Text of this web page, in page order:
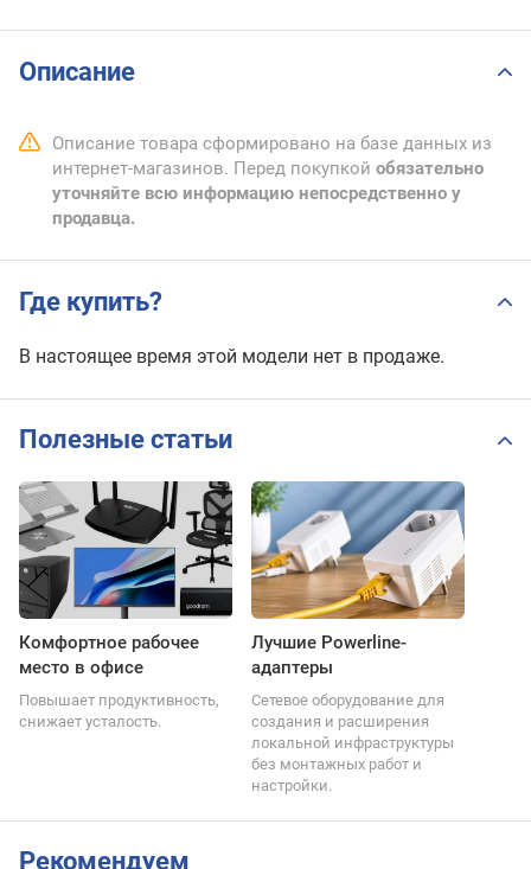
Описание
Описание товара сформировано на базе данных из
интернет-магазинов. Перед покупкой обязательно
уточняйте всю информацию непосредственно у
продавца.
Где купить?
В настоящее время этой модели нет в продаже.
Полезные статьи
Комфортное рабочее
место в офисе
Повышает продуктивность,
снижает усталость.
Лучшие Powerline-
адаптеры
Сетевое оборудование для
создания и расширения
локальной инфраструктуры
без монтажных работ и
настройки.
Рекомендуем